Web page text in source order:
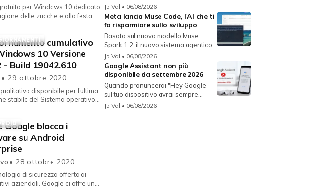
per Windows 10 dedicato
delle zucche e alla festa di
cumulativo
10 Versione
- Build 19042.610
• 29 ottobre 2020
disponibile per l'ultima
stabile del Sistema operativo
Google blocca i
su Android
• 28 ottobre 2020
di sicurezza offerta ai
aziendali. Google ci offre una
Jo Val • 06/08/2026
Meta lancia Muse Code, l'AI che ti
fa risparmiare sullo sviluppo
Basato sul nuovo modello Muse
Spark 1.2, il nuovo sistema agentico
fun...
Jo Val • 06/08/2026
Google Assistant non più
disponibile da settembre 2026
Quando pronuncerai "Hey Google"
sul tuo dispositivo avrai sempre
Gemin...
Jo Val • 06/08/2026